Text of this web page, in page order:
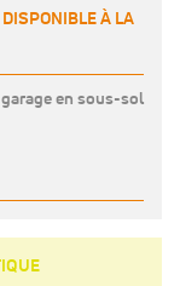
À LA
en sous-sol